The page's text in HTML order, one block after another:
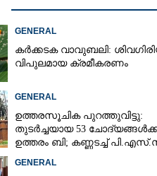
GENERAL
കർക്കടക വാവുബലി:
വിപുലമായ ക്രമീകരണം
GENERAL
ഉത്തരസൂചിക പുറത്തുവിട്ടു:
തുടർച്ചയായ 53
ഉത്തരം ബി; കണ്ണടച്ച്
GENERAL